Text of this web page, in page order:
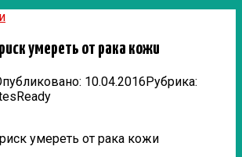
умереть от рака кожи
10.04.2016Рубрика:
умереть от рака кожи